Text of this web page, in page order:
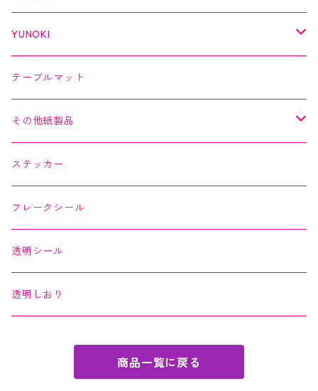
２巻セット
螺鈿
乙女懐紙
Kaishi de saison
よもやまペーパー
縁起どうぶつ懐紙
Okashi na Kaishi
よもやまペーパー
マスキングテープ
マスキングシール
ちぎり絵カード
YUNOKI
マスキングテープ
メッセージカード
テーブルマット
その他紙製品
よもやまペーパー
ちぎり絵カード
ステッカー
フレークシール
透明シール
透明しおり
商品一覧に戻る